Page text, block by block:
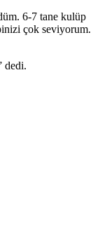
6-7 tane kulüp
çok seviyorum.
dedi.